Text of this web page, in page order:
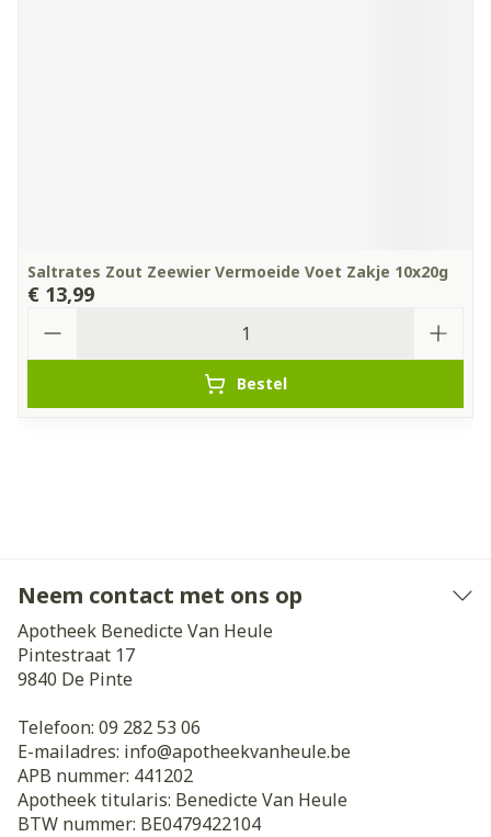
Saltrates Zout Zeewier Vermoeide Voet Zakje 10x20g
€ 13,99
Bestel
Neem contact met ons op
Apotheek Benedicte Van Heule
Pintestraat 17
9840 De Pinte
Telefoon: 09 282 53 06
E-mailadres: info@apotheekvanheule.be
APB nummer: 441202
Apotheek titularis: Benedicte Van Heule
BTW nummer: BE0479422104